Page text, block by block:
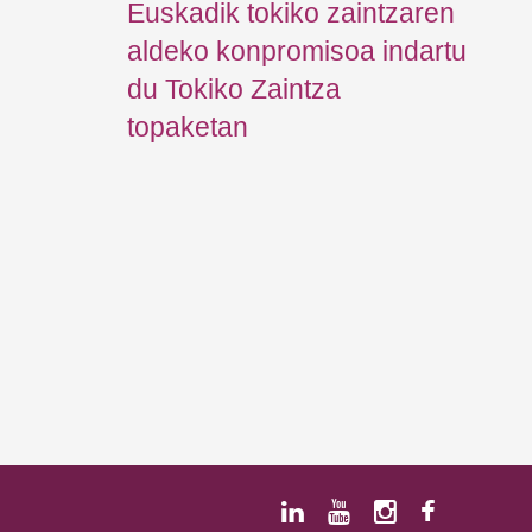
Euskadik tokiko zaintzaren
aldeko konpromisoa indartu
du Tokiko Zaintza
topaketan